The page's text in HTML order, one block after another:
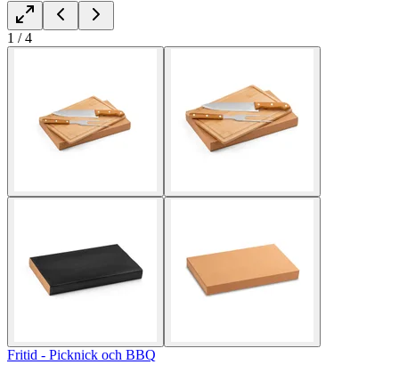
1 /4
Fritid - Picknick och BBQ